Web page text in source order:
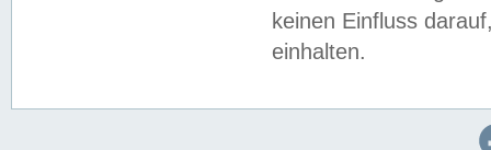
keinen Einfluss
einhalten.